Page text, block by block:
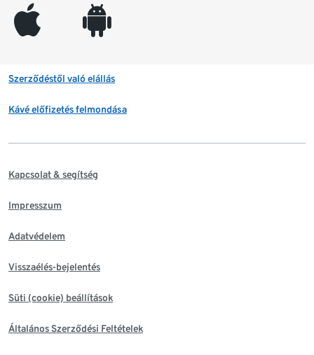
appleinc android
Szerződéstől való elállás
Kávé előfizetés felmondása
Kapcsolat & segítség
Impresszum
Adatvédelem
Visszaélés-bejelentés
Süti (cookie) beállítások
Általános Szerződési Feltételek